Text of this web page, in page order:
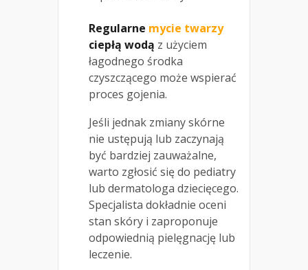
Regularne mycie twarzy
ciepłą wodą z użyciem
łagodnego środka
czyszczącego może wspierać
proces gojenia.
Jeśli jednak zmiany skórne
nie ustępują lub zaczynają
być bardziej zauważalne,
warto zgłosić się do pediatry
lub dermatologa dziecięcego.
Specjalista dokładnie oceni
stan skóry i zaproponuje
odpowiednią pielęgnację lub
leczenie.